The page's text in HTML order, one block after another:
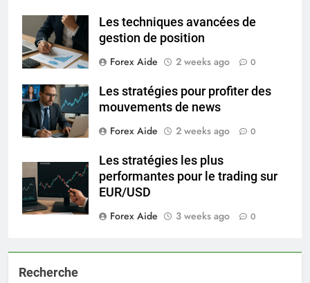
Les techniques avancées de
gestion de position
Forex Aide
2 weeks ago 0
Les stratégies pour profiter des
mouvements de news
Forex Aide
2 weeks ago 0
Les stratégies les plus
performantes pour le trading sur
EUR/USD
Forex Aide
3 weeks ago 0
Recherche